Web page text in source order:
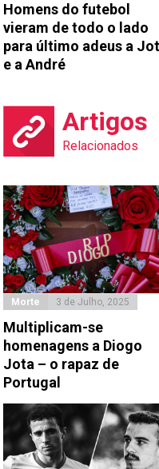
Homens do futebol
vieram de todo o lado
para último adeus a
e a André
Artigos
Relacionados
Morte 3 de Julho, 2025
Multiplicam-se
homenagens a Diogo
Jota – o rapaz de
Portugal